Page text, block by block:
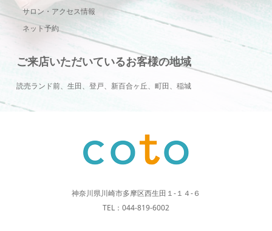
サロン・アクセス情報
ネット予約
ご来店いただいているお客様の地域
読売ランド前、生田、登戸、新百合ヶ丘、町田、稲城
神奈川県川崎市多摩区西生田１-１４-６
TEL：044-819-6002